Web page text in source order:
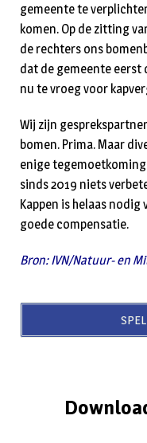
gemeente te
komen. Op de zitting
de rechters ons
dat de gemeente eerst
nu te vroeg voor
Wij zijn
bomen. Prima. Maar
enige
sinds 2019 niets
Kappen is helaas
goede compensatie.
Bron: IVN/Natuur- en